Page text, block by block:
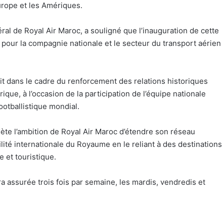
et les Amériques.
de Royal Air Maroc, a souligné que l’inauguration de cette
la compagnie nationale et le secteur du transport aérien
dans le cadre du renforcement des relations historiques
à l’occasion de la participation de l’équipe nationale
mondial.
l’ambition de Royal Air Maroc d’étendre son réseau
internationale du Royaume en le reliant à des destinations
et touristique.
assurée trois fois par semaine, les mardis, vendredis et